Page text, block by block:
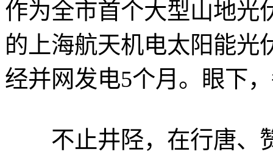
作为全市首个大型山地光
的上海航天机电太阳能光
经并网发电5个月。眼下
不止井陉，在行唐、